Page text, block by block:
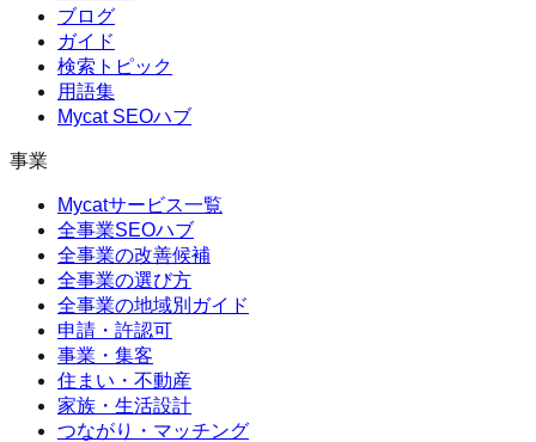
ブログ
ガイド
検索トピック
用語集
Mycat SEOハブ
事業
Mycatサービス一覧
全事業SEOハブ
全事業の改善候補
全事業の選び方
全事業の地域別ガイド
申請・許認可
事業・集客
住まい・不動産
家族・生活設計
つながり・マッチング